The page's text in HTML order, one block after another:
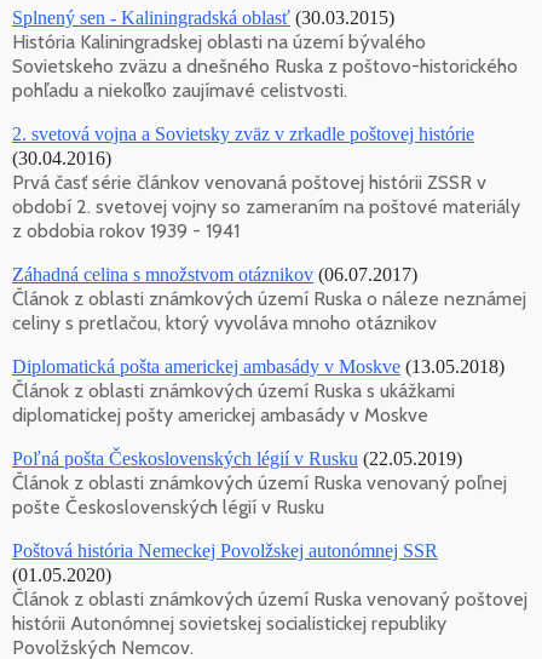
Splnený sen - Kaliningradská oblasť (30.03.2015)
História Kaliningradskej oblasti na území bývalého
Sovietskeho zväzu a dnešného Ruska z poštovo-historického
pohľadu a niekoľko zaujímavé celistvosti.
2. svetová vojna a Sovietsky zväz v zrkadle poštovej histórie
(30.04.2016)
Prvá časť série článkov venovaná poštovej histórii ZSSR v
období 2. svetovej vojny so zameraním na poštové materiály
z obdobia rokov 1939 - 1941
Záhadná celina s množstvom otáznikov (06.07.2017)
Článok z oblasti známkových území Ruska o náleze neznámej
celiny s pretlačou, ktorý vyvoláva mnoho otáznikov
Diplomatická pošta americkej ambasády v Moskve (13.05.2018)
Článok z oblasti známkových území Ruska s ukážkami
diplomatickej pošty americkej ambasády v Moskve
Poľná pošta Československých légií v Rusku (22.05.2019)
Článok z oblasti známkových území Ruska venovaný poľnej
pošte Československých légií v Rusku
Poštová história Nemeckej Povolžskej autonómnej SSR
(01.05.2020)
Článok z oblasti známkových území Ruska venovaný poštovej
histórii Autonómnej sovietskej socialistickej republiky
Povolžských Nemcov.